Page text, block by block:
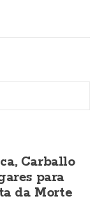
Carballo
para
da Morte